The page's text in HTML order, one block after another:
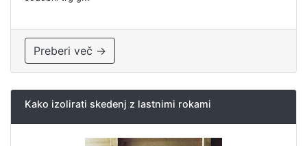
Preberi več →
Kako izolirati skedenj z lastnimi rokami